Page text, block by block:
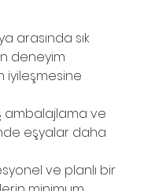
arasında sık
deneyim
iyileşmesine
ambalajlama ve
eşyalar daha
ve planlı bir